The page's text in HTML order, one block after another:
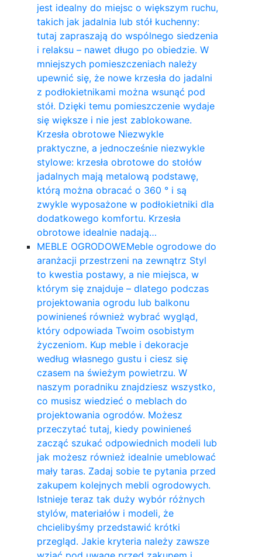
jest idealny do miejsc o większym ruchu,
takich jak jadalnia lub stół kuchenny:
tutaj zapraszają do wspólnego siedzenia
i relaksu – nawet długo po obiedzie. W
mniejszych pomieszczeniach należy
upewnić się, że nowe krzesła do jadalni
z podłokietnikami można wsunąć pod
stół. Dzięki temu pomieszczenie wydaje
się większe i nie jest zablokowane.
Krzesła obrotowe Niezwykle
praktyczne, a jednocześnie niezwykle
stylowe: krzesła obrotowe do stołów
jadalnych mają metalową podstawę,
którą można obracać o 360 ° i są
zwykle wyposażone w podłokietniki dla
dodatkowego komfortu. Krzesła
obrotowe idealnie nadają…
MEBLE OGRODOWEMeble ogrodowe do
aranżacji przestrzeni na zewnątrz Styl
to kwestia postawy, a nie miejsca, w
którym się znajduje – dlatego podczas
projektowania ogrodu lub balkonu
powinieneś również wybrać wygląd,
który odpowiada Twoim osobistym
życzeniom. Kup meble i dekoracje
według własnego gustu i ciesz się
czasem na świeżym powietrzu. W
naszym poradniku znajdziesz wszystko,
co musisz wiedzieć o meblach do
projektowania ogrodów. Możesz
przeczytać tutaj, kiedy powinieneś
zacząć szukać odpowiednich modeli lub
jak możesz również idealnie umeblować
mały taras. Zadaj sobie te pytania przed
zakupem kolejnych mebli ogrodowych.
Istnieje teraz tak duży wybór różnych
stylów, materiałów i modeli, że
chcielibyśmy przedstawić krótki
przegląd. Jakie kryteria należy zawsze